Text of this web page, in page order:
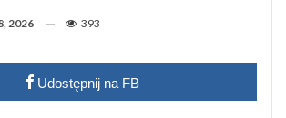
2026 393
Udostępnij na FB